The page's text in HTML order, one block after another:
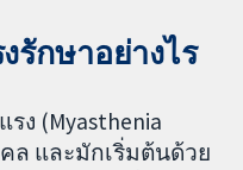
รักษาอย่างไร
ง (Myasthenia
ล และมักเริ่มต้นด้วย